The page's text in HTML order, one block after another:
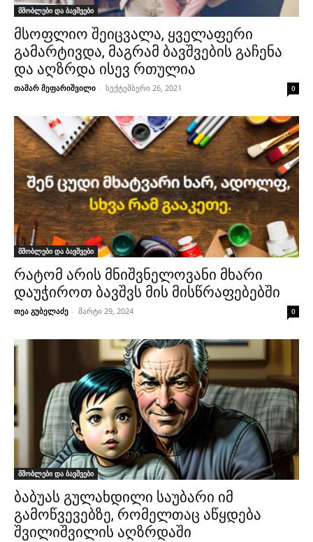
მშობლები და ბავშვები
მსოფლიო შეიცვალა, ყველაფერი
გამარტივდა, მაგრამ ბავშვების გაჩენა
და აღზრდა ისევ რთულია
თამარ მეფარიშვილი - სექტემბერი 26, 2021 0
მშობლები და ბავშვები
რატომ არის მნიშვნელოვანი მხარი
დაუჭიროთ ბავშვს მის მისწრაფებებში
თეა გუბელაძე - მარტი 29, 2024 0
მშობლები და ბავშვები
ბაბუას გულახდილი საუბარი იმ
გამოწვევებზე, რომელთაც აწყდება
შვილიშვილის აღზრდაში